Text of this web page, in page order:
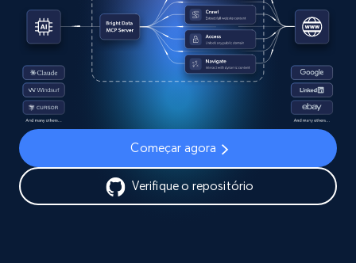
Começar agora
Verifique o repositório